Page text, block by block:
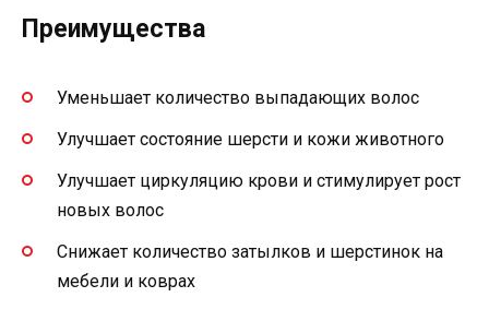
Преимущества
Уменьшает количество выпадающих волос
Улучшает состояние шерсти и кожи животного
Улучшает циркуляцию крови и стимулирует рост
новых волос
Снижает количество затылков и шерстинок на
мебели и коврах